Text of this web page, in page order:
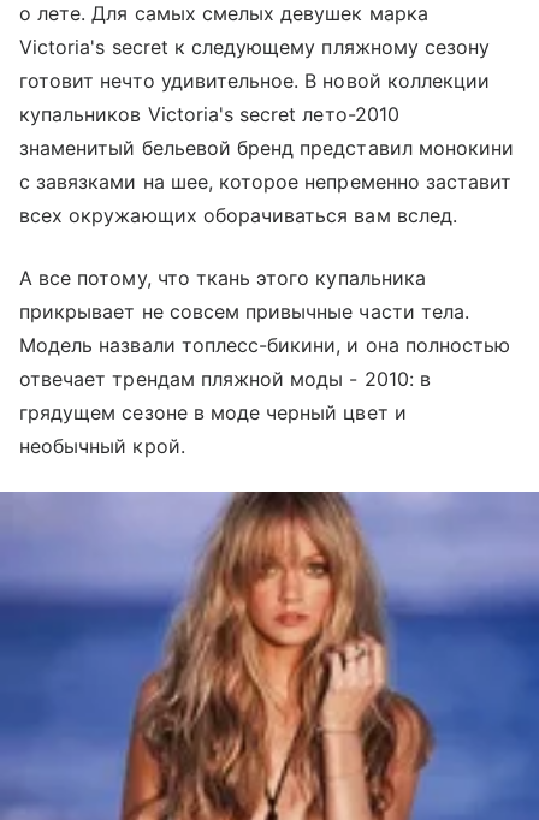
о лете. Для самых смелых девушек марка
Victoria's secret к следующему пляжному сезону
готовит нечто удивительное. В новой коллекции
купальников Victoria's secret лето-2010
знаменитый бельевой бренд представил монокини
с завязками на шее, которое непременно заставит
всех окружающих оборачиваться вам вслед.
А все потому, что ткань этого купальника
прикрывает не совсем привычные части тела.
Модель назвали топлесс-бикини, и она полностью
отвечает трендам пляжной моды - 2010: в
грядущем сезоне в моде черный цвет и
необычный крой.